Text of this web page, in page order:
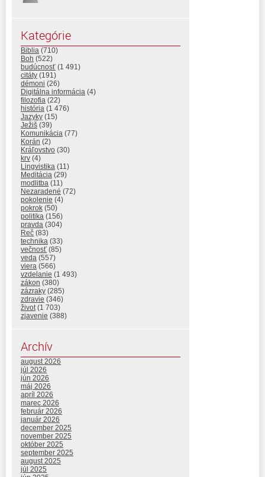
Kategórie
Biblia (710)
Boh (522)
budúcnosť (1 491)
citáty (191)
démoni (26)
Digitálna informácia (4)
filozofia (22)
história (1 476)
Jazyky (15)
Ježiš (39)
Komunikácia (77)
Korán (2)
Kráľovstvo (30)
krv (4)
Lingvistika (11)
Meditácia (29)
modlitba (11)
Nezaradené (72)
pokolenie (4)
pokrok (50)
politika (156)
pravda (304)
Reč (83)
technika (33)
večnosť (85)
veda (557)
viera (566)
vzdelanie (1 493)
zákon (380)
zázraky (285)
zdravie (346)
život(1 703)
zjavenie (388)
Archív
august 2026
júl 2026
jún 2026
máj 2026
apríl 2026
marec 2026
február 2026
január 2026
december 2025
november 2025
október 2025
september 2025
august 2025
júl 2025